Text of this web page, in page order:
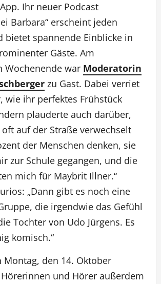
Ihr neuer Podcast
Barbara“ erscheint jeden
bietet spannende Einblicke in
Gäste. Am
Wochenende war Moderatorin
zu Gast. Dabei verriet
wie ihr perfektes Frühstück
plauderte auch darüber,
auf der Straße verwechselt
der Menschen denken, sie
zur Schule gegangen, und die
mich für Maybrit Illner.“
„Dann gibt es noch eine
die irgendwie das Gefühl
Tochter von Udo Jürgens. Es
komisch.“
Montag, den 14. Oktober
und Hörer außerdem